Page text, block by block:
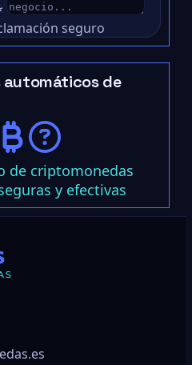
seguro
automáticos de
de criptomonedas
y efectivas